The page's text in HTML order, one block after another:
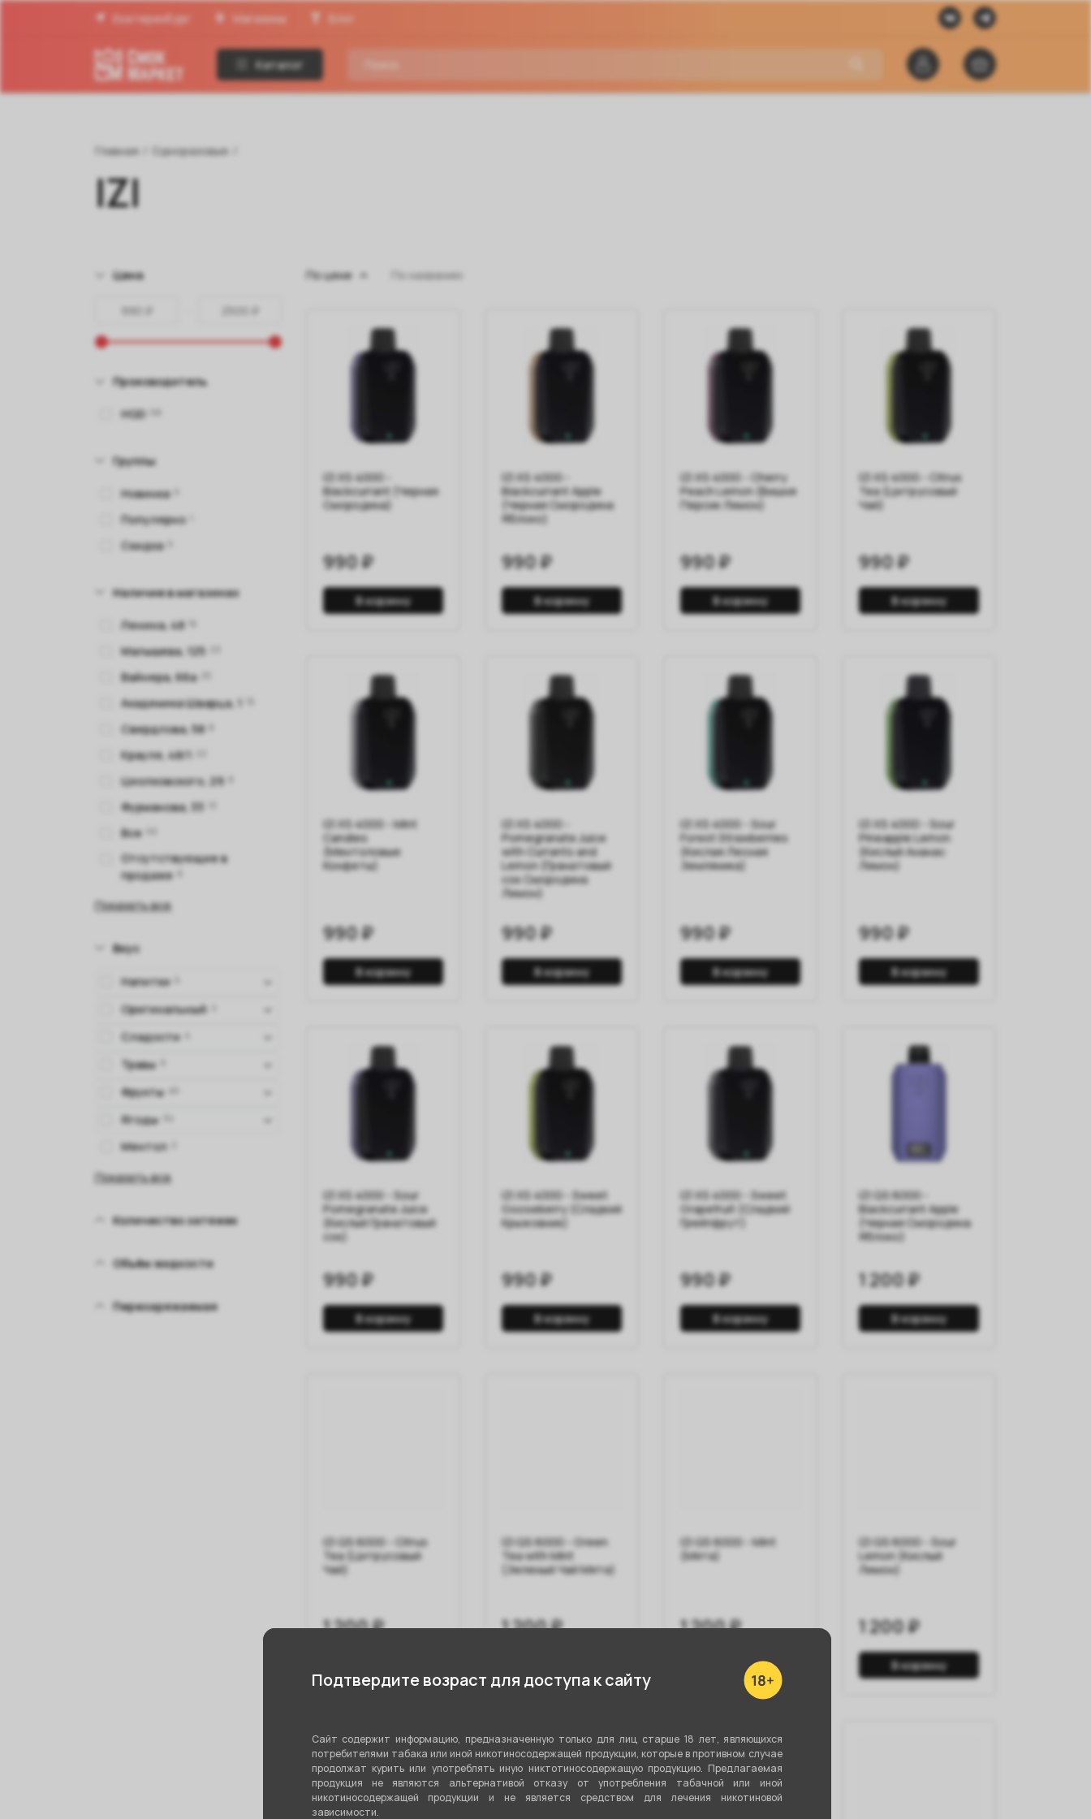
Подтвердите возраст для доступа к сайту
Сайт содержит информацию, предназначенную только для лиц старше 18 лет, являющихся
потребителями табака или иной никотиносодержащей продукции, которые в противном случае
продолжат курить или употреблять иную никтотиносодержащую продукцию. Предлагаемая
продукция не являются альтернативой отказу от употребления табачной или иной
никотиносодержащей продукции и не является средством для лечения никотиновой
зависимости.
Екатеринбург Магазины Блог
Каталог
Главная Одноразовые
IZI
Цена
Производитель
HQD
Группы
Новинка
Популярно
Скидка
Наличие в магазинах
Ленина, 48
Малышева, 125
Вайнера, 66а
Академика Шварца, 1
Свердлова, 58
Крауля, 48/1
Циолковского, 29
Фурманова, 33
Все
Отсутствующие в
продаже
Показать все
Вкус
Напитки
Оригинальный
Сладости
Травы
Фрукты
Ягоды
Ментол
Показать все
Количество затяжек
Объём жидкости
Перезаряжаемая
По цене По названию
IZI XS 4000 -
Blackcurrant (Черная
Смородина)
990 ₽
В корзину
IZI XS 4000 -
Blackcurrant Apple
(Черная Смородина
Яблоко)
990 ₽
В корзину
IZI XS 4000 - Cherry
Peach Lemon (Вишня
Персик Лимон)
990 ₽
В корзину
IZI XS 4000 - Citrus
Tea (Цитрусовый
Чай)
990 ₽
В корзину
IZI XS 4000 - Mint
Candies
(Ментоловые
Конфеты)
990 ₽
В корзину
IZI XS 4000 -
Pomegranate Juice
with Currants and
Lemon (Гранатовый
сок Смородина
Лимон)
990 ₽
В корзину
IZI XS 4000 - Sour
Forest Strawberries
(Кислая Лесная
Земляника)
990 ₽
В корзину
IZI XS 4000 - Sour
Pineapple Lemon
(Кислый Ананас
Лимон)
990 ₽
В корзину
IZI XS 4000 - Sour
Pomegranate Juice
(Кислый Гранатовый
сок)
990 ₽
В корзину
IZI XS 4000 - Sweet
Gooseberry (Сладкий
Крыжовник)
990 ₽
В корзину
IZI XS 4000 - Sweet
Grapefruit (Сладкий
Грейпфрут)
990 ₽
В корзину
IZI QS 6000 -
Blackcurrant Apple
(Черная Смородина
Яблоко)
1 200 ₽
В корзину
IZI QS 6000 - Citrus
Tea (Цитрусовый
Чай)
1 200 ₽
IZI QS 6000 - Green
Tea with Mint
(Зеленый Чай Мята)
1 200 ₽
IZI QS 6000 - Mint
(Мята)
1 200 ₽
В корзину
IZI QS 6000 - Sour
Lemon (Кислый
Лимон)
1 200 ₽
В корзину